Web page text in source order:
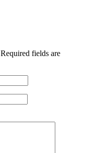
Required fields are